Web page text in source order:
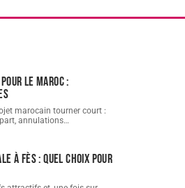
pour le Maroc :
marocain tourner court :
annulations…
à Fès : quel choix pour